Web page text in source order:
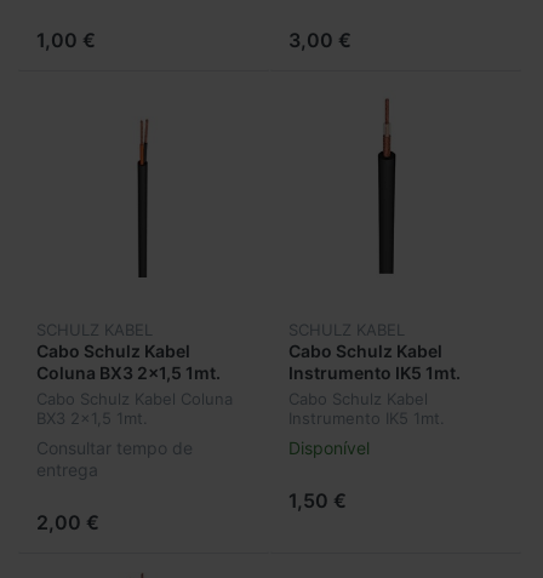
1,00 € 3,00 €
SCHULZ KABEL
Cabo Schulz Kabel
Coluna BX3 2x1,5 1mt.
Cabo Schulz Kabel Coluna
BX3 2x1,5 1mt.
Consultar tempo de
entrega
2,00 €
SCHULZ KABEL
Cabo Schulz Kabel
Instrumento IK5 1mt.
Cabo Schulz Kabel
Instrumento IK5 1mt.
Disponível
1,50 €